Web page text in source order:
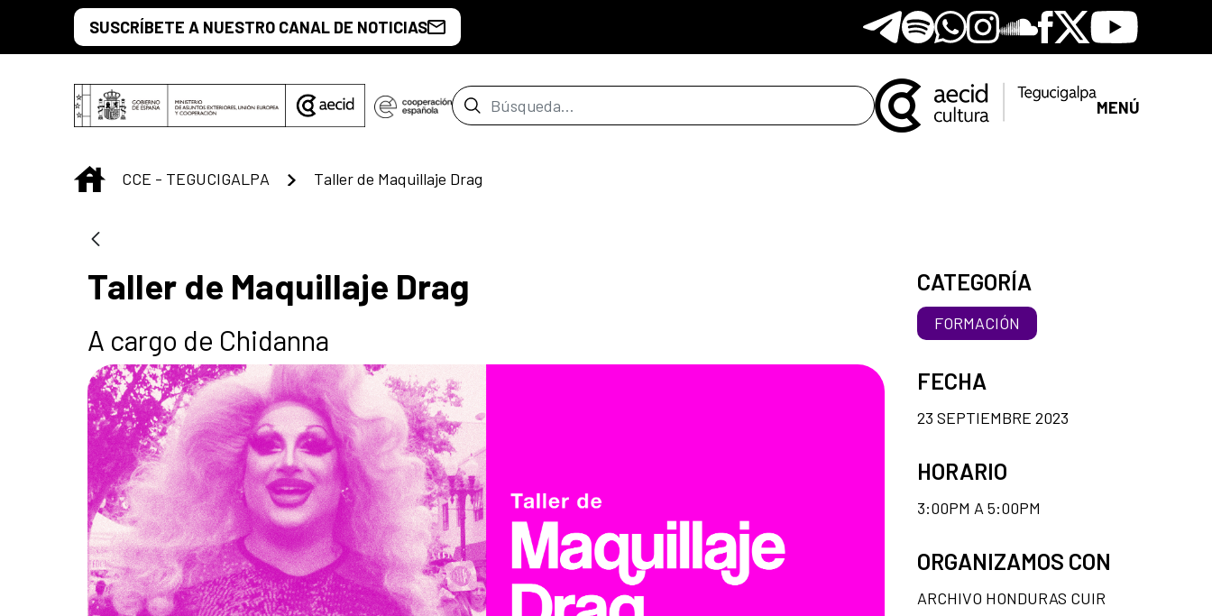
Saltar al contenido principal
SUSCRÍBETE A NUESTRO CANAL DE NOTICIAS Telegram
SpotifyWhatsapp
Instagram
Soundclore
Facebook
X Youtube
Barra de búsqueda MENÚ
INICIO
CCE - TEGUCIGALPA Taller de Maquillaje Drag
Taller de Maquillaje Drag
A cargo de Chidanna
CATEGORÍA
FORMACIÓN
FECHA
23 SEPTIEMBRE 2023
HORARIO
3:00PM A 5:00PM
ORGANIZAMOS CON
ARCHIVO HONDURAS CUIR